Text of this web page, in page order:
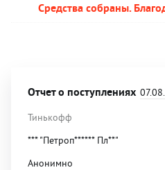
Средства собраны.
Отчет о поступлениях
Тинькофф
*** "Петроп****** Пл**"
Анонимно